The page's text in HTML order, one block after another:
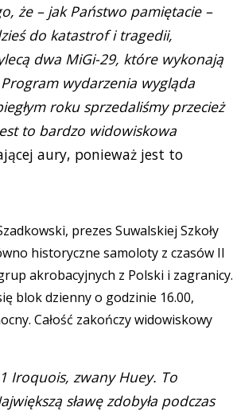
że – jak Państwo pamiętacie –
do katastrof i tragedii,
dwa MiGi-29, które wykonają
wydarzenia wygląda
roku sprzedaliśmy przecież
to bardzo widowiskowa
aury, ponieważ jest to
prezes Suwalskiej Szkoły
historyczne samoloty z czasów II
akrobacyjnych z Polski i zagranicy.
blok dzienny o godzinie 16.00,
Całość zakończy widowiskowy
Iroquois, zwany Huey. To
sławę zdobyła podczas